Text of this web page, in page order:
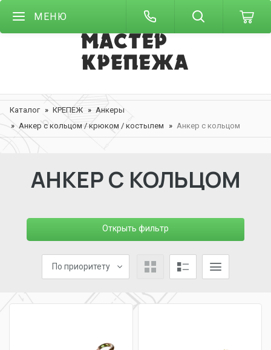
МЕНЮ
Каталог КРЕПЕЖ
Анкеры
Анкер с кольцом / крюком / костылем
Анкер с кольцом
АНКЕР С КОЛЬЦОМ
Открыть фильтр
По приоритету